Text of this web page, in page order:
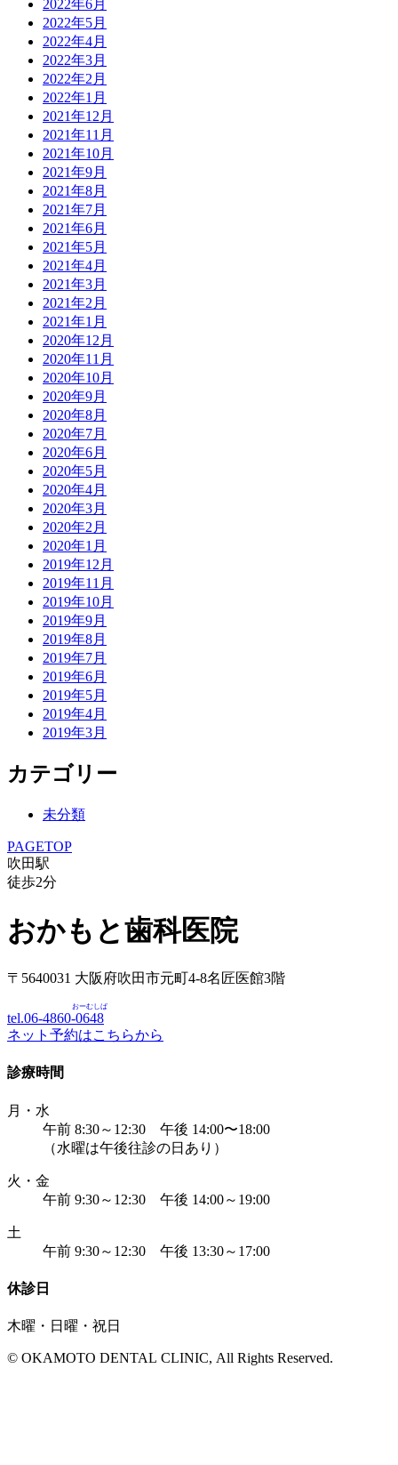
2022年6月
2022年5月
2022年4月
2022年3月
2022年2月
2022年1月
2021年12月
2021年11月
2021年10月
2021年9月
2021年8月
2021年7月
2021年6月
2021年5月
2021年4月
2021年3月
2021年2月
2021年1月
2020年12月
2020年11月
2020年10月
2020年9月
2020年8月
2020年7月
2020年6月
2020年5月
2020年4月
2020年3月
2020年2月
2020年1月
2019年12月
2019年11月
2019年10月
2019年9月
2019年8月
2019年7月
2019年6月
2019年5月
2019年4月
2019年3月
カテゴリー
未分類
PAGETOP
吹田駅
徒歩2分
おかもと歯科医院
〒5640031 大阪府吹田市元町4-8名匠医館3階
tel.06-4860-0648
おーむしば
ネット予約はこちらから
診療時間
月・水
午前 8:30～12:30 午後 14:00〜18:00
（水曜は午後往診の日あり）
火・金
午前 9:30～12:30 午後 14:00～19:00
土
午前 9:30～12:30 午後 13:30～17:00
休診日
木曜・日曜・祝日
© OKAMOTO DENTAL CLINIC, All Rights Reserved.